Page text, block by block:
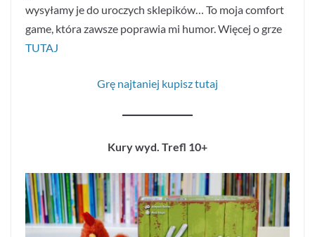
wysyłamy je do uroczych sklepików… To moja comfort
game, która zawsze poprawia mi humor. Więcej o grze
TUTAJ
Grę najtaniej kupisz tutaj
Kury wyd. Trefl 10+